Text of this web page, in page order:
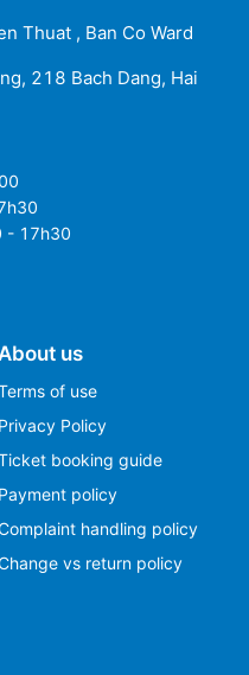
Thuat , Ban Co Ward
218 Bach Dang, Hai
- 17h30
About us
of use
Privacy Policy
booking guide
Payment policy
handling policy
vs return policy